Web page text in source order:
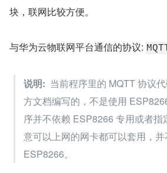
块，联网比较方便。
与华为云物联网平台通信的协议:
说明:
当前程序里的 MQTT 协议
方文档编写的，不是使用
序并不依赖 ESP8266 专用或者
意可以上网的网卡都可以套用，
ESP8266。